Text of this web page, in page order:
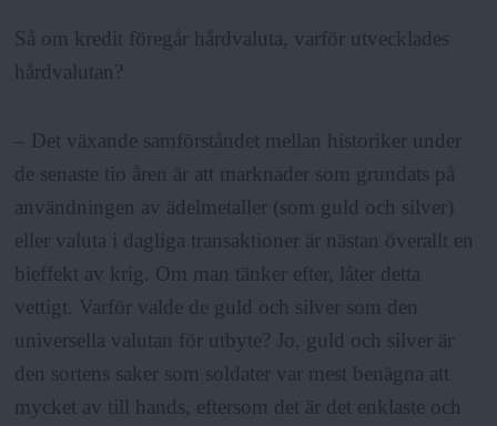
Så om kredit föregår hårdvaluta, varför utvecklades
hårdvalutan?
– Det växande samförståndet mellan historiker under
de senaste tio åren är att marknader som grundats på
användningen av ädelmetaller (som guld och silver)
eller valuta i dagliga transaktioner är nästan överallt en
bieffekt av krig. Om man tänker efter, låter detta
vettigt. Varför valde de guld och silver som den
universella valutan för utbyte? Jo, guld och silver är
den sortens saker som soldater var mest benägna att
mycket av till hands, eftersom det är det enklaste och